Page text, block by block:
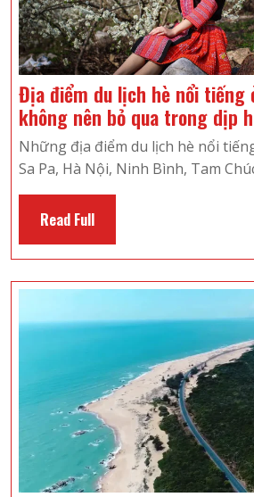
Địa điểm du lịch hè nổi tiếng
không nên bỏ qua trong dịp
Những địa điểm du lịch hè nổi
Sa Pa, Hà Nội, Ninh Bình, Tam
Read FullRead
Full